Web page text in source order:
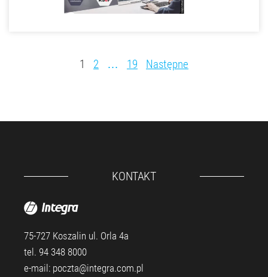
1 2 … 19 Następne
KONTAKT
75-727 Koszalin ul. Orla 4a
tel. 94 348 8000
e-mail: poczta@integra.com.pl